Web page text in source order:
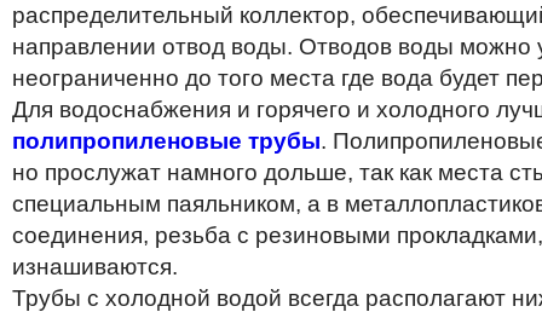
распределительный коллектор,
направлении отвод воды. Отводов воды можно
неограниченно до того места где вода будет
Для водоснабжения и горячего и холодного
полипропиленовые трубы.
но прослужат намного дольше, так как места
специальным паяльником, а в
соединения, резьба с резиновыми
изнашиваются.
Трубы с холодной водой всегда располагают